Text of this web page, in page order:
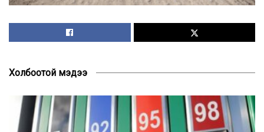
Холбоотой мэдээ